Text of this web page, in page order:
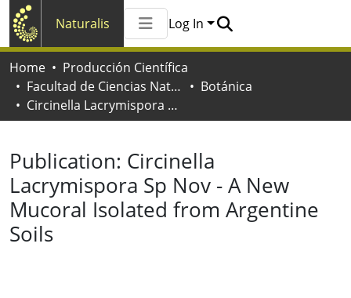
Naturalis
All of Naturalis
Log In
Home
Producción Científica
Facultad de Ciencias Naturales y Museo
Botánica
Circinella Lacrymispora Sp Nov - A New Mucoral Isolated from Argentine Soils
Publication: Circinella
Lacrymispora Sp Nov - A New
Mucoral Isolated from Argentine
Soils